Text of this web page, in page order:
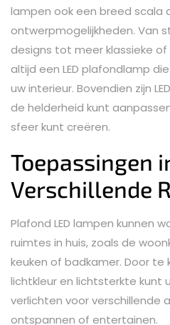
lampen ook een breed scala
ontwerpmogelijkheden. Van
designs tot meer klassieke
altijd een LED plafondlamp
uw interieur. Bovendien zijn
de helderheid kunt
sfeer kunt creëren.
Toepassingen
Verschillende
Plafond LED lampen kunnen
ruimtes in huis, zoals de
keuken of badkamer. Door te
lichtkleur en lichtsterkte kunt
verlichten voor verschillende
ontspannen of entertainen.